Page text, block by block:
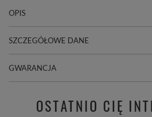
OPIS
SZCZEGÓŁOWE DANE
GWARANCJA
OSTATNIO CIĘ